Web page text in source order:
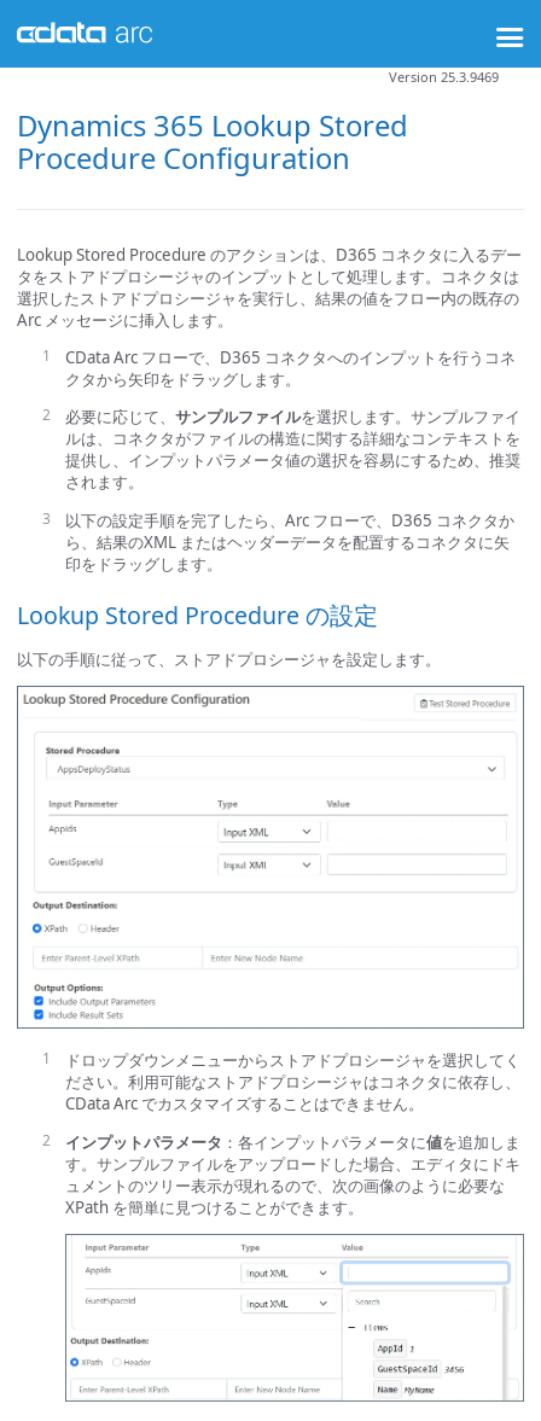
Dynamics 365 Lookup Stored
Procedure Configuration
Version 25.3.9469
Lookup Stored Procedure のアクションは、D365 コネクタに入るデー
タをストアドプロシージャのインプットとして処理します。コネクタは
選択したストアドプロシージャを実行し、結果の値をフロー内の既存の
Arc メッセージに挿入します。
CData Arc フローで、D365 コネクタへのインプットを行うコネ
クタから矢印をドラッグします。
必要に応じて、 サンプルファイルを選択します。サンプルファイ
ルは、コネクタがファイルの構造に関する詳細なコンテキストを
提供し、インプットパラメータ値の選択を容易にするため、推奨
されます。
以下の設定手順を完了したら、Arc フローで、D365 コネクタか
ら、結果のXML またはヘッダーデータを配置するコネクタに矢
印をドラッグします。
Lookup Stored Procedure の設定
以下の手順に従って、ストアドプロシージャを設定します。
ドロップダウンメニューからストアドプロシージャを選択してく
ださい。利用可能なストアドプロシージャはコネクタに依存し、
CData Arc でカスタマイズすることはできません。
インプットパラメータ ：各インプットパラメータに値を追加しま
す。サンプルファイルをアップロードした場合、エディタにドキ
ュメントのツリー表示が現れるので、次の画像のように必要な
XPath を簡単に見つけることができます。